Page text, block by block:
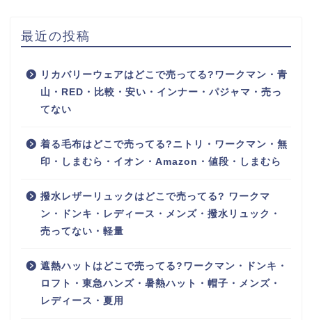
最近の投稿
リカバリーウェアはどこで売ってる?ワークマン・青
山・RED・比較・安い・インナー・パジャマ・売っ
てない
着る毛布はどこで売ってる?ニトリ・ワークマン・無
印・しまむら・イオン・Amazon・値段・しまむら
撥水レザーリュックはどこで売ってる? ワークマ
ン・ドンキ・レディース・メンズ・撥水リュック・
売ってない・軽量
遮熱ハットはどこで売ってる?ワークマン・ドンキ・
ロフト・東急ハンズ・暑熱ハット・帽子・メンズ・
レディース・夏用